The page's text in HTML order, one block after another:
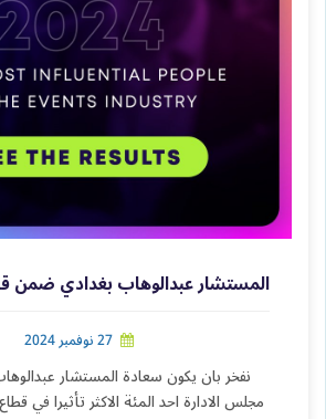
27 نوفمبر 2024
نفخر بان يكون سعادة المستشار
مجلس الادارة احد المئة الاكثر تأثيرا في